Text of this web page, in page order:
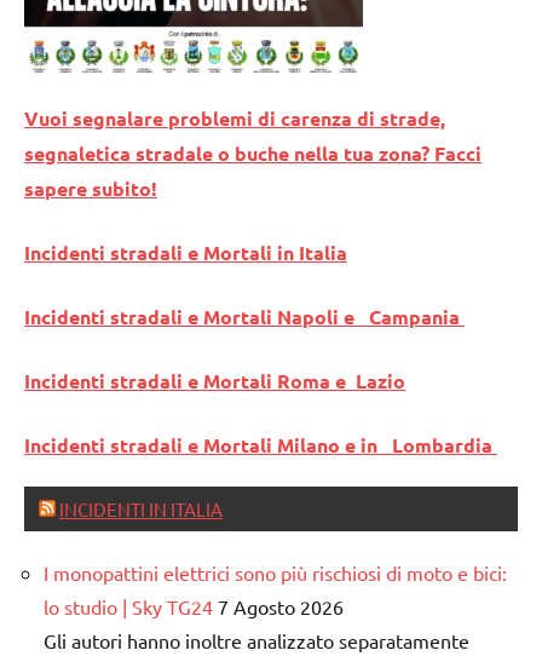
Vuoi segnalare problemi di carenza di strade,
segnaletica stradale o buche nella tua zona? Facci
sapere subito!
Incidenti stradali e Mortali in Italia
Incidenti stradali e Mortali Napoli e Campania
Incidenti stradali e Mortali Roma e Lazio
Incidenti stradali e Mortali Milano e in Lombardia
INCIDENTI IN ITALIA
I monopattini elettrici sono più rischiosi di moto e bici:
lo studio | Sky TG24 7 Agosto 2026
Gli autori hanno inoltre analizzato separatamente